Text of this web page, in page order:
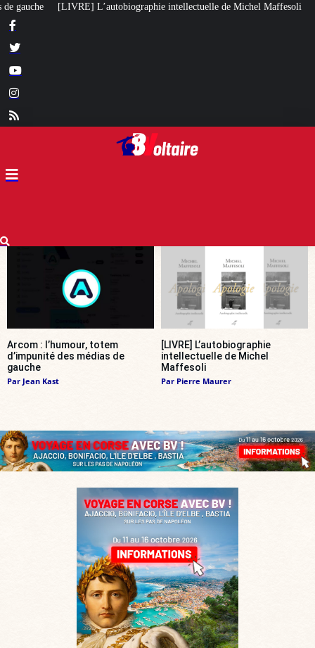
intellectuelle de Michel Maffesoli Pour regagner son influence en
Arcom : l’humour, totem
d’impunité des médias de
gauche
Par Jean Kast
[LIVRE] L’autobiographie
intellectuelle de Michel
Maffesoli
Par Pierre Maurer